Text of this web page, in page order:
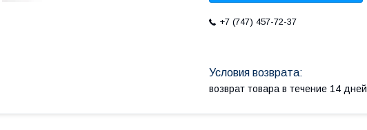
+7 (747) 457-72-37
возврат товара в течение 14 дней